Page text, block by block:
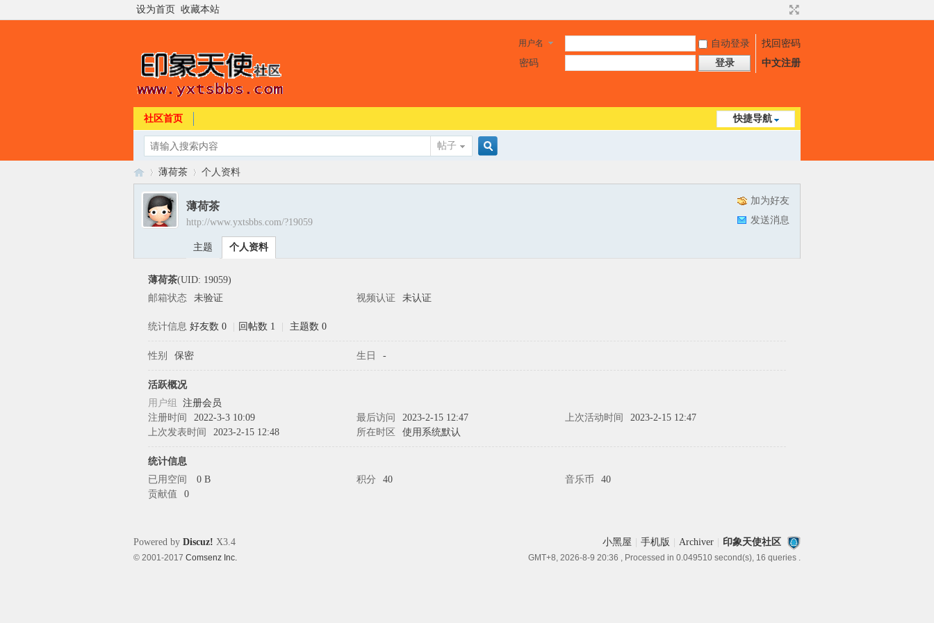
设为首页 收藏本站
用户名 自动登录
找回密码
密码
登录 中文注册
快捷导航
社区首页
帖子
›
薄荷茶 个人资料
加为好友
发送消息
薄荷茶
http://www.yxtsbbs.com/?19059
主题 个人资料
薄荷茶(UID: 19059)
邮箱状态
未验证 视频认证 未认证
统计信息 好友数 0 回帖数 1 主题数 0
性别 保密 生日 -
活跃概况
用户组 注册会员
注册时间
2022-3-3 10:09 最后访问 2023-2-15 12:47 上次活动时间
2023-2-15 12:47
上次发表时间
2023-2-15 12:48 所在时区 使用系统默认
统计信息
已用空间
0 B 积分 40 音乐币
40
贡献值
0
小黑屋 手机版 Archiver 印象天使社区
GMT+8, 2026-8-9 20:36 , Processed in 0.049510 second(s), 16 queries .
Powered by Discuz! X3.4
© 2001-2017 Comsenz Inc.